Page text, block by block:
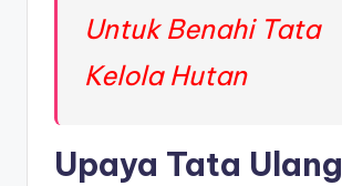
Untuk Benahi Tata
Kelola Hutan
Upaya Tata Ulang